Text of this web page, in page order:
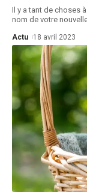
Il y a tant de choses
nom de votre
Actu 18 avril 2023